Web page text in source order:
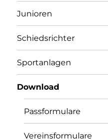
Junioren
Schiedsrichter
Sportanlagen
Download
Passformulare
Vereinsformulare